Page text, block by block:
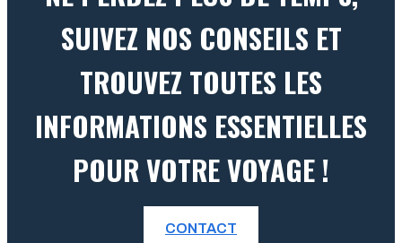
SUIVEZ NOS CONSEILS ET
TROUVEZ TOUTES LES
INFORMATIONS ESSENTIELLES
POUR VOTRE VOYAGE !
CONTACT